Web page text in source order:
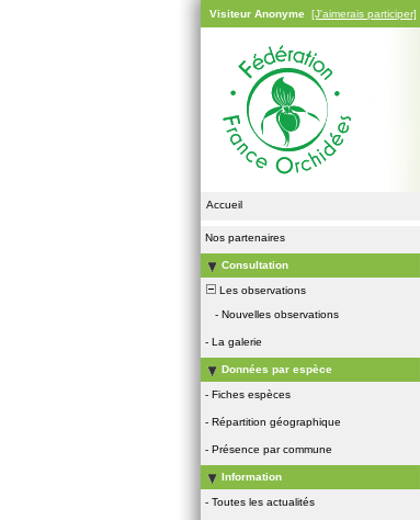
Visiteur Anonyme [J'aimerais participer]
Accueil
Nos partenaires
Consultation
Les observations
- Nouvelles observations
- La galerie
Données par espèce
- Fiches espèces
- Répartition géographique
- Présence par commune
Information
- Toutes les actualités